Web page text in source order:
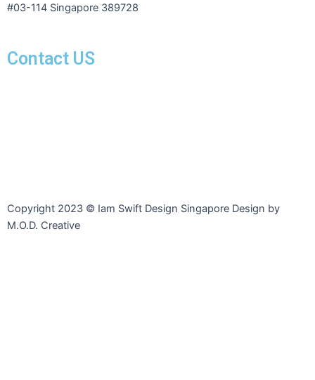
#03-114 Singapore 389728
Contact US
Copyright 2023 © Iam Swift Design Singapore Design by
M.O.D. Creative